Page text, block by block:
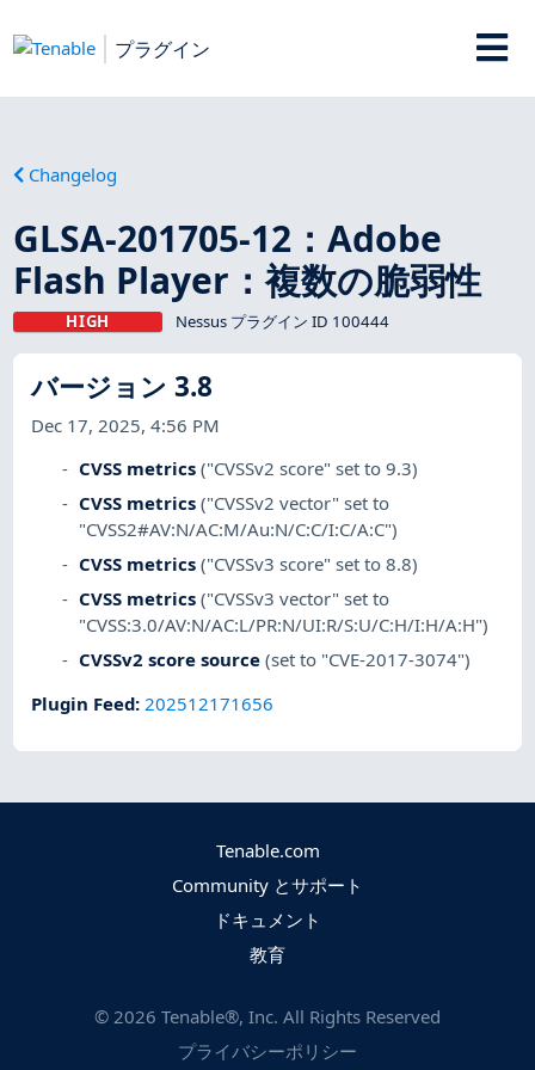
プラグイン
Changelog
GLSA-201705-12：Adobe
Flash Player：複数の脆弱性
HIGH Nessus プラグイン ID 100444
バージョン 3.8
Dec 17, 2025, 4:56 PM
CVSS metrics ("CVSSv2 score" set to 9.3)
CVSS metrics ("CVSSv2 vector" set to
"CVSS2#AV:N/AC:M/Au:N/C:C/I:C/A:C")
CVSS metrics ("CVSSv3 score" set to 8.8)
CVSS metrics ("CVSSv3 vector" set to
"CVSS:3.0/AV:N/AC:L/PR:N/UI:R/S:U/C:H/I:H/A:H")
CVSSv2 score source (set to "CVE-2017-3074")
Plugin Feed: 202512171656
Tenable.com
Community とサポート
ドキュメント
教育
© 2026 Tenable®, Inc. All Rights Reserved
プライバシーポリシー